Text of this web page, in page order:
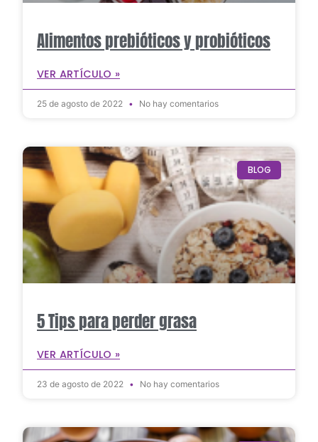
Alimentos prebióticos y probióticos
VER ARTÍCULO »
25 de agosto de 2022 No hay comentarios
BLOG
5 Tips para perder grasa
VER ARTÍCULO »
23 de agosto de 2022 No hay comentarios